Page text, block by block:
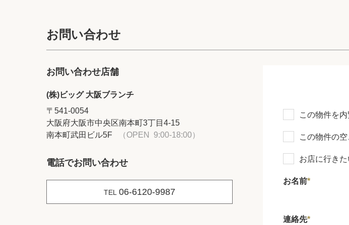
お問い合わせ
お問い合わせ店舗
(株)ビッグ 大阪ブランチ
〒541-0054
大阪府大阪市中央区南本町3丁目4-15
南本町武田ビル5F
（OPEN 9:00-18:00）
電話でお問い合わせ
TEL 06-6120-9987
この物件を
この物件の
お店に行き
お名前*
連絡先*